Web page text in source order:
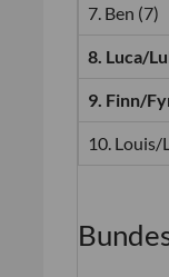
7. Ben (7)
8. Luca/
9. Finn/
10. Louis/